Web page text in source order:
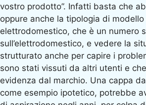
vostro prodotto”. Infatti basta che
oppure anche la tipologia di modello
elettrodomestico, che è un numero
sull’elettrodomestico, e vedere la
strutturato anche per capire i
sono stati vissuti da altri utenti e
evidenza dal marchio. Una cappa
come esempio ipotetico, potrebbe